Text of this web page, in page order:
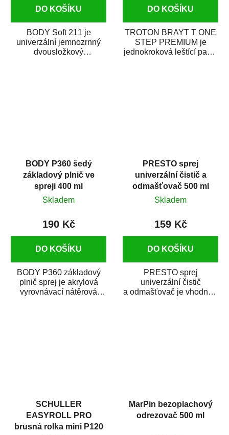
DO KOŠÍKU
BODY Soft 211 je
univerzální jemnozrnný
dvousložkový
DO KOŠÍKU
TROTON BRAYT T ONE
STEP PREMIUM je
jednokroková leštící pasta
BODY P360 šedý
základový plnič ve
spreji 400 ml
Skladem
190 Kč
DO KOŠÍKU
BODY P360 základový
plnič sprej je akrylová
vyrovnávací nátěrová
PRESTO sprej
univerzální čistič a
odmašťovač 500 ml
Skladem
159 Kč
DO KOŠÍKU
PRESTO sprej
univerzální čistič
a odmašťovač je vhodný k
SCHULLER
EASYROLL PRO
brusná rolka mini P120
MarPin bezoplachový
odrezovač 500 ml